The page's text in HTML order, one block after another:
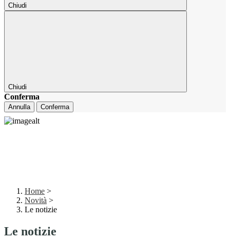
Chiudi
Chiudi
Conferma
Annulla Conferma
Home >
Novità >
Le notizie
Le notizie